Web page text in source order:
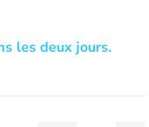
les deux jours.